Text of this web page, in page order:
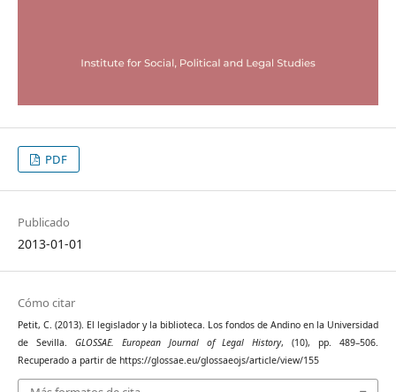
PDF
Publicado
2013-01-01
Cómo citar
Petit, C. (2013). El legislador y la biblioteca. Los fondos de Andino en la Universidad
de Sevilla. GLOSSAE. European Journal of Legal History, (10), pp. 489–506.
Recuperado a partir de https://glossae.eu/glossaeojs/article/view/155